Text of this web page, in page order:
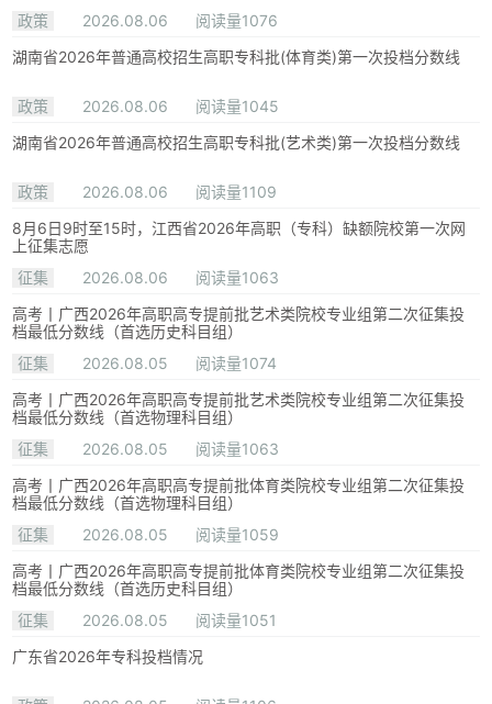
政策
2026.08.06
阅读量1076
湖南省2026年普通高校招生高职专科批(体育类)第一次投档分数线
政策 2026.08.06
阅读量1045
湖南省2026年普通高校招生高职专科批(艺术类)第一次投档分数线
政策 2026.08.06
阅读量1109
8月6日9时至15时，江西省2026年高职（专科）缺额院校第一次网
上征集志愿
征集
2026.08.06
阅读量1063
高考丨广西2026年高职高专提前批艺术类院校专业组第二次征集投
档最低分数线（首选历史科目组）
征集
2026.08.05
阅读量1074
高考丨广西2026年高职高专提前批艺术类院校专业组第二次征集投
档最低分数线（首选物理科目组）
征集
2026.08.05
阅读量1063
高考丨广西2026年高职高专提前批体育类院校专业组第二次征集投
档最低分数线（首选物理科目组）
征集
2026.08.05
阅读量1059
高考丨广西2026年高职高专提前批体育类院校专业组第二次征集投
档最低分数线（首选历史科目组）
征集
2026.08.05
阅读量1051
广东省2026年专科投档情况